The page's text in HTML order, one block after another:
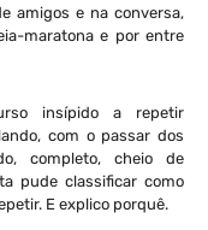
amigos e na conversa,
maratona e por entre
insípido a repetir
com o passar dos
completo, cheio de
pude classificar como
E explico porquê.